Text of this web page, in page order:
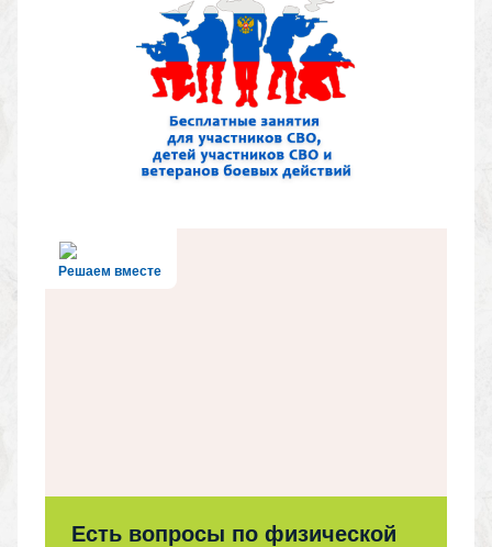
Решаем вместе
Есть вопросы по физической